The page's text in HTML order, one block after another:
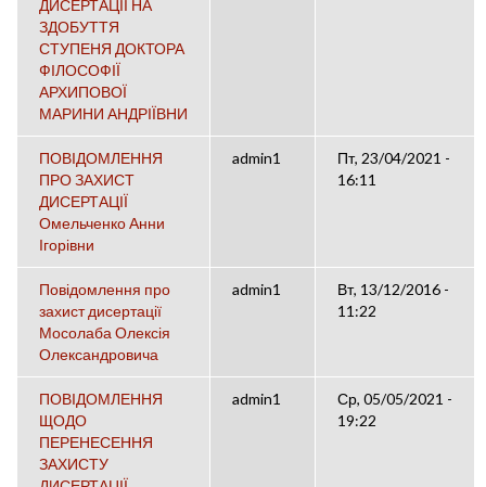
ДИСЕРТАЦІЇ НА
ЗДОБУТТЯ
СТУПЕНЯ ДОКТОРА
ФІЛОСОФІЇ
АРХИПОВОЇ
МАРИНИ АНДРІЇВНИ
ПОВІДОМЛЕННЯ
ПРО ЗАХИСТ
ДИСЕРТАЦІЇ
Омельченко Анни
Ігорівни
admin1
Пт, 23/04/2021 -
16:11
Повідомлення про
захист дисертації
Мосолаба Олексія
Олександровича
admin1
Вт, 13/12/2016 -
11:22
ПОВІДОМЛЕННЯ
ЩОДО
ПЕРЕНЕСЕННЯ
ЗАХИСТУ
admin1
Ср, 05/05/2021 -
19:22